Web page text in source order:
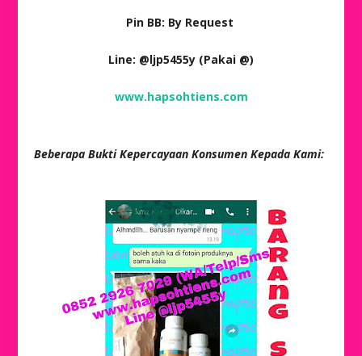
Pin BB: By Request
Line: @ljp5455y (Pakai @)
www.hapsohtiens.com
Beberapa Bukti Kepercayaan Konsumen Kepada Kami: